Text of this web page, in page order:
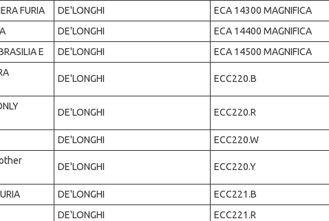
FURIA DE'LONGHI
ECA 14300 MAGNIFICA
DE'LONGHI
ECA 14400 MAGNIFICA
E DE'LONGHI ECA 14500 MAGNIFICA
DE'LONGHI ECC220.B
DE'LONGHI ECC220.R
DE'LONGHI ECC220.W
DE'LONGHI ECC220.Y
DE'LONGHI
ECC221.B
DE'LONGHI
ECC221.R